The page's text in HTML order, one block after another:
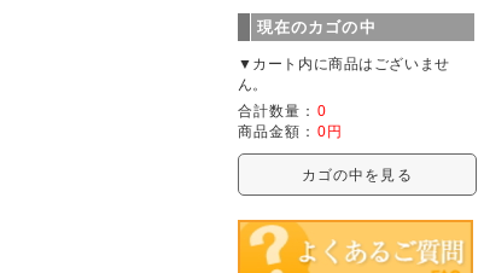
現在のカゴの中
▼カート内に商品はございませ
ん。
合計数量： 0
商品金額： 0円
カゴの中を見る